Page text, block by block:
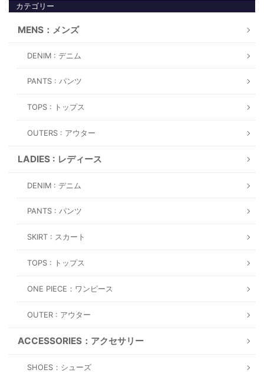
カテゴリー
MENS：メンズ
DENIM : デニム
PANTS : パンツ
TOPS : トップス
OUTERS : アウター
LADIES : レディース
DENIM : デニム
PANTS : パンツ
SKIRT : スカート
TOPS : トップス
ONE PIECE：ワンピース
OUTER : アウター
ACCESSORIES：アクセサリー
SHOES：シューズ